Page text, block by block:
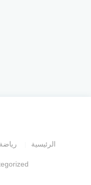
الرئيسية رياضة